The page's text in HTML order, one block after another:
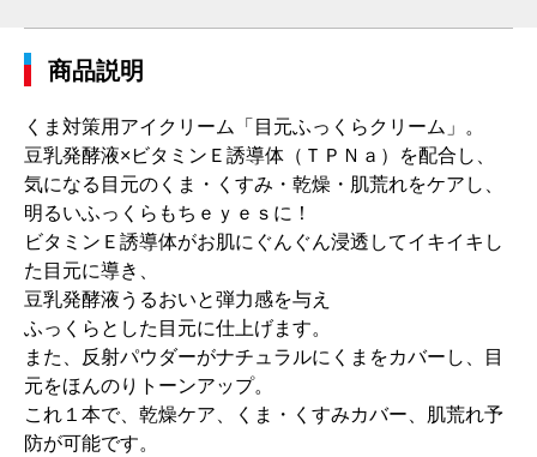
商品説明
くま対策用アイクリーム「目元ふっくらクリーム」。
豆乳発酵液×ビタミンＥ誘導体（ＴＰＮａ）を配合し、
気になる目元のくま・くすみ・乾燥・肌荒れをケアし、
明るいふっくらもちｅｙｅｓに！
ビタミンＥ誘導体がお肌にぐんぐん浸透してイキイキし
た目元に導き、
豆乳発酵液うるおいと弾力感を与え
ふっくらとした目元に仕上げます。
また、反射パウダーがナチュラルにくまをカバーし、目
元をほんのりトーンアップ。
これ１本で、乾燥ケア、くま・くすみカバー、肌荒れ予
防が可能です。